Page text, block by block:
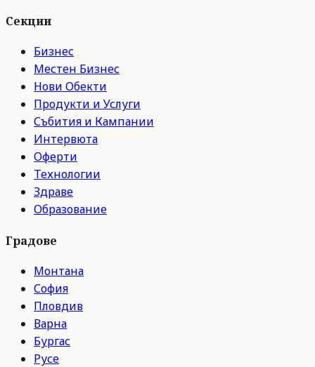
Секции
Бизнес
Местен Бизнес
Нови Обекти
Продукти и Услуги
Събития и Кампании
Интервюта
Оферти
Технологии
Здраве
Образование
Градове
Монтана
София
Пловдив
Варна
Бургас
Русе